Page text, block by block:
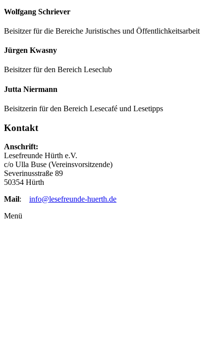
Wolfgang Schriever
Beisitzer für die Bereiche Juristisches und Öffentlichkeitsarbeit
Jürgen Kwasny
Beisitzer für den Bereich Leseclub
Jutta Niermann
Beisitzerin für den Bereich Lesecafé und Lesetipps
Kontakt
Anschrift:
Lesefreunde Hürth e.V.
c/o Ulla Buse (Vereinsvorsitzende)
Severinusstraße 89
50354 Hürth
Mail: info@lesefreunde-huerth.de
Menü